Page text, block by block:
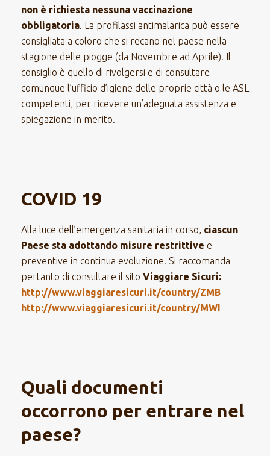
non è richiesta nessuna vaccinazione
obbligatoria. La profilassi antimalarica può essere
consigliata a coloro che si recano nel paese nella
stagione delle piogge (da Novembre ad Aprile). Il
consiglio è quello di rivolgersi e di consultare
comunque l’ufficio d’igiene delle proprie città o le ASL
competenti, per ricevere un’adeguata assistenza e
spiegazione in merito.
COVID 19
Alla luce dell’emergenza sanitaria in corso, ciascun
Paese sta adottando misure restrittive e
preventive in continua evoluzione. Si raccomanda
pertanto di consultare il sito Viaggiare Sicuri:
http://www.viaggiaresicuri.it/country/ZMB
http://www.viaggiaresicuri.it/country/MWI
Quali documenti
occorrono per entrare nel
paese?